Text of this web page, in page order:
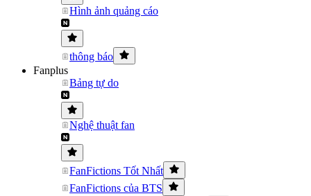
Hình ảnh quảng cáo
thông báo
Fanplus
Bảng tự do
Nghệ thuật fan
FanFictions Tốt Nhất
FanFictions của BTS